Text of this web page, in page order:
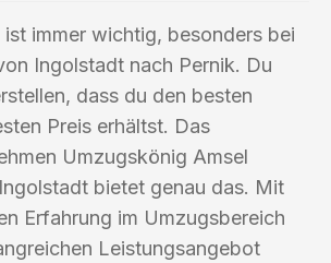
ist immer wichtig, besonders bei
Ingolstadt nach Pernik. Du
dass du den besten
Preis erhältst. Das
Umzugskönig Amsel
bietet genau das. Mit
Erfahrung im Umzugsbereich
Leistungsangebot